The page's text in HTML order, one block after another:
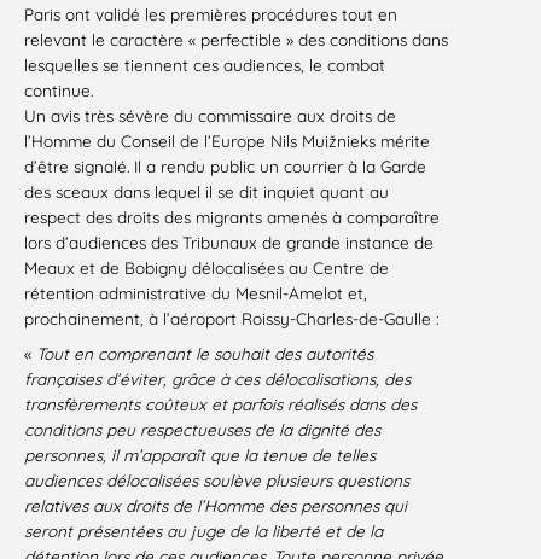
Paris ont validé les premières procédures tout en
relevant le caractère « perfectible » des conditions dans
lesquelles se tiennent ces audiences, le combat
continue.
Un avis très sévère du commissaire aux droits de
l’Homme du Conseil de l’Europe Nils Muižnieks mérite
d’être signalé. Il a rendu public un courrier à la Garde
des sceaux dans lequel il se dit inquiet quant au
respect des droits des migrants amenés à comparaître
lors d’audiences des Tribunaux de grande instance de
Meaux et de Bobigny délocalisées au Centre de
rétention administrative du Mesnil-Amelot et,
prochainement, à l’aéroport Roissy-Charles-de-Gaulle :
« Tout en comprenant le souhait des autorités
françaises d’éviter, grâce à ces délocalisations, des
transfèrements coûteux et parfois réalisés dans des
conditions peu respectueuses de la dignité des
personnes, il m’apparaît que la tenue de telles
audiences délocalisées soulève plusieurs questions
relatives aux droits de l’Homme des personnes qui
seront présentées au juge de la liberté et de la